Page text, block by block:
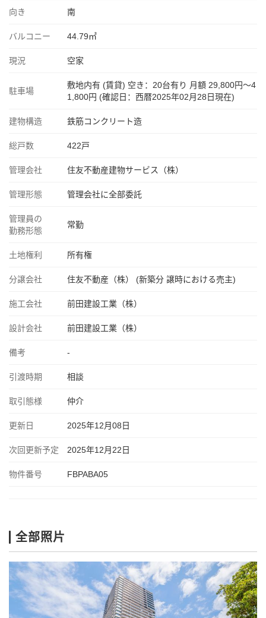
向き 南
バルコニー 44.79㎡
現況 空家
駐車場
敷地内有 (賃貸) 空き：20台有り 月額 29,800円〜4
1,800円 (確認日：西暦2025年02月28日現在)
建物構造 鉄筋コンクリート造
総戸数 422戸
管理会社 住友不動産建物サービス（株）
管理形態 管理会社に全部委託
管理員の
勤務形態
常勤
土地権利 所有権
分譲会社 住友不動産（株） (新築分 譲時における売主)
施工会社 前田建設工業（株）
設計会社 前田建設工業（株）
備考 -
引渡時期 相談
取引態様 仲介
更新日 2025年12月08日
次回更新予定 2025年12月22日
物件番号 FBPABA05
全部照片